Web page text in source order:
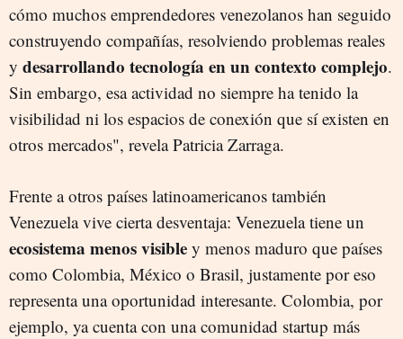
cómo muchos emprendedores venezolanos han seguido
construyendo compañías, resolviendo problemas reales
y desarrollando tecnología en un contexto complejo.
Sin embargo, esa actividad no siempre ha tenido la
visibilidad ni los espacios de conexión que sí existen en
otros mercados", revela Patricia Zarraga.
Frente a otros países latinoamericanos también
Venezuela vive cierta desventaja: Venezuela tiene un
ecosistema menos visible y menos maduro que países
como Colombia, México o Brasil, justamente por eso
representa una oportunidad interesante. Colombia, por
ejemplo, ya cuenta con una comunidad startup más